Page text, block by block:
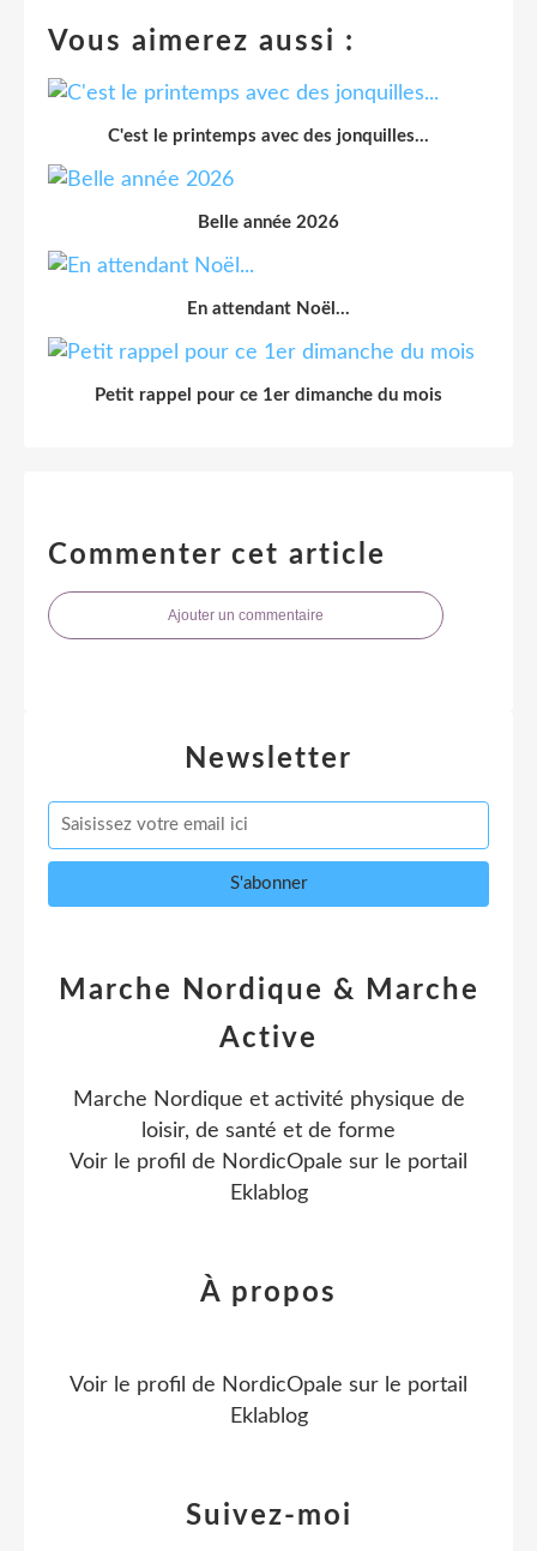
Vous aimerez aussi :
C'est le printemps avec des jonquilles...
Belle année 2026
En attendant Noël...
Petit rappel pour ce 1er dimanche du mois
Commenter cet article
Ajouter un commentaire
Newsletter
Marche Nordique & Marche
Active
Marche Nordique et activité physique de
loisir, de santé et de forme
Voir le profil de NordicOpale sur le portail
Eklablog
Suivez-moi
À propos
Voir le profil de NordicOpale sur le portail
Eklablog